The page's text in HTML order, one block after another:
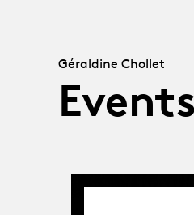
Géraldine Chollet